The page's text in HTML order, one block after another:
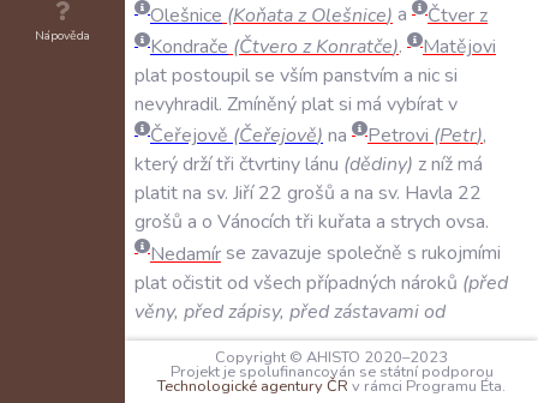
Nápověda
Olešnice (Koňataz Olešnice) a Čtver z
Kondrače (Čtvero z Konratče).
Matějovi
platpostoupilse vším panstvím a nicsi
nevyhradil. Zmíněnýplatsi má vybíratv
Čeřejově (Čeřejově) na Petrovi (Petr),
kterýdržítři čtvrtinylánu (dědiny) znížmá
platitna sv. Jiří 22 grošů a na sv. Havla 22
grošů a o Vánocích tři kuřata a strych ovsa.
Nedamírse zavazuje společně s rukojmími
platočistitod všech případných nároků (před
věny, předzápisy, předzástavamiod
každéhočlověka)anásledněplativložitdo
zemskýchdesk.V případěžeby platnemohli
před takovými nároky úplně uhájit ,slibují
Copyright © AHISTO 2020–2023
Projekt je spolufinancován se státní podporou
Technologické agentury ČR v rámci Programu Éta.